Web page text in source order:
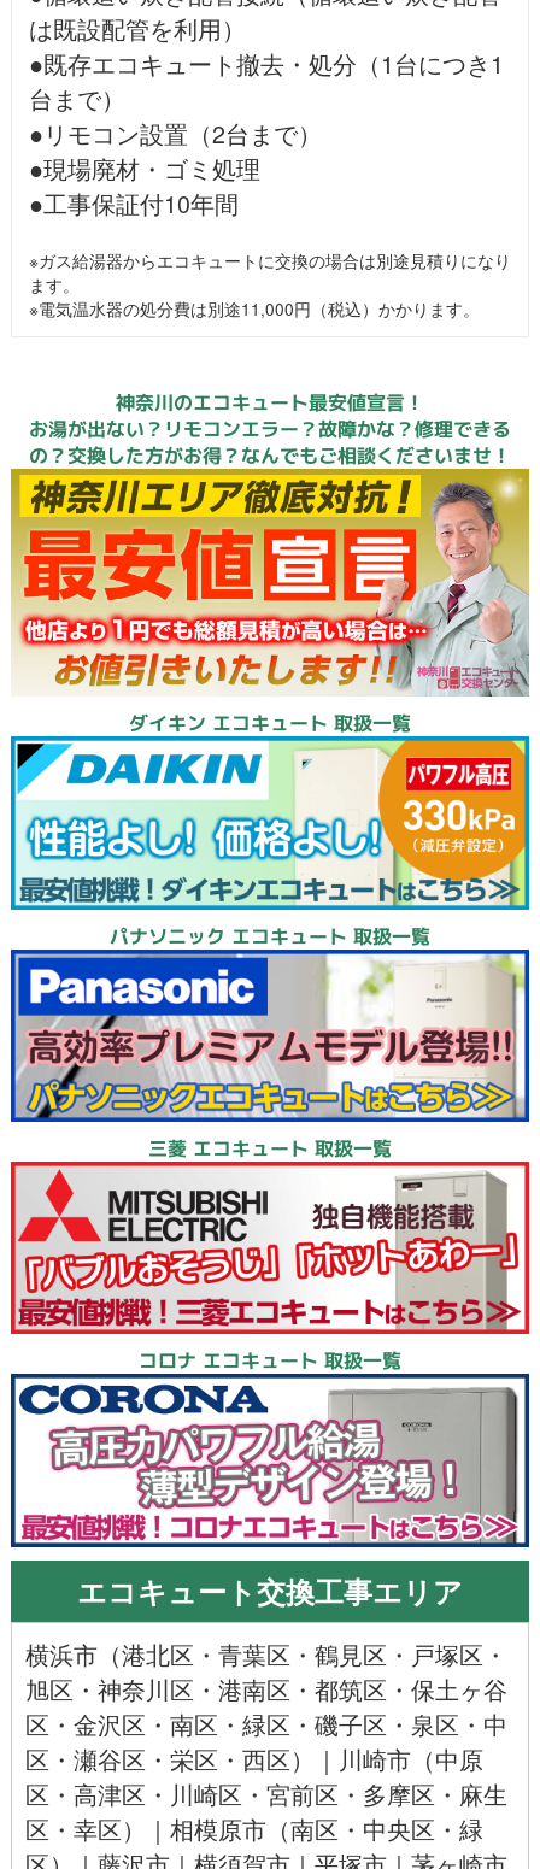
は既設配管を利用）
●既存エコキュート撤去・処分（1台につき1
台まで）
●リモコン設置（2台まで）
●現場廃材・ゴミ処理
●工事保証付10年間
※ガス給湯器からエコキュートに交換の場合は別途見積りになり
ます。
※電気温水器の処分費は別途11,000円（税込）かかります。
神奈川のエコキュート最安値宣言！
お湯が出ない？リモコンエラー？故障かな？修理できる
の？交換した方がお得？なんでもご相談くださいませ！
ダイキン エコキュート 取扱一覧
パナソニック エコキュート 取扱一覧
三菱 エコキュート 取扱一覧
コロナ エコキュート 取扱一覧
エコキュート交換工事エリア
横浜市（港北区 ・ 青葉区 ・ 鶴見区 ・ 戸塚区 ・
旭区 ・神奈川区・ 港南区 ・ 都筑区 ・ 保土ヶ谷
区 ・ 金沢区 ・ 南区 ・ 緑区 ・ 磯子区 ・ 泉区 ・ 中
区 ・ 瀬谷区 ・ 栄区 ・ 西区）｜ 川崎市（中原
区 ・ 高津区 ・川崎区・ 宮前区 ・多摩区・ 麻生
区 ・ 幸区）｜ 相模原市（南区 ・ 中央区 ・ 緑